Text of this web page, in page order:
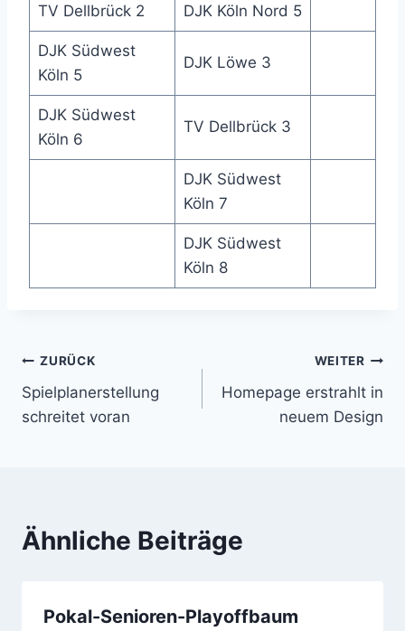
TV Dellbrück 2 DJK Köln Nord 5
DJK Südwest
Köln 5
DJK Löwe 3
DJK Südwest
Köln 6
TV Dellbrück 3
DJK Südwest
Köln 7
DJK Südwest
Köln 8
Beitrags-
Navigation
ZURÜCK
Spielplanerstellung
schreitet voran
WEITER
Homepage erstrahlt in
neuem Design
Ähnliche Beiträge
Pokal-Senioren-Playoffbaum